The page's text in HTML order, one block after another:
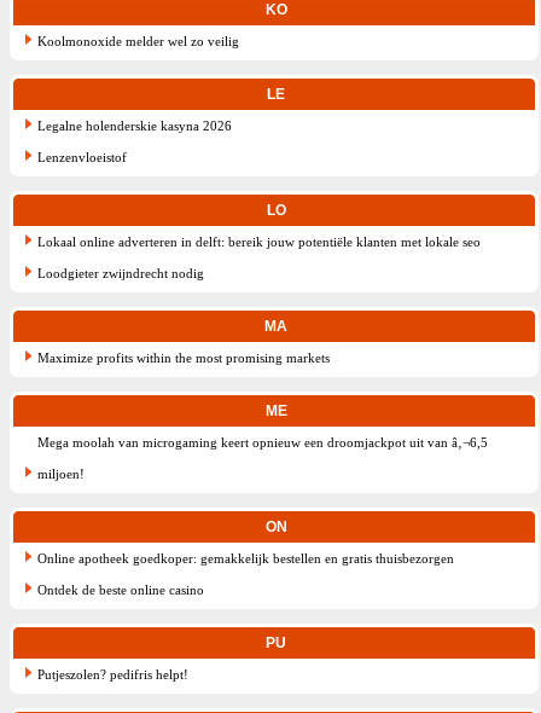
KO
Koolmonoxide melder wel zo veilig
LE
Legalne holenderskie kasyna 2026
Lenzenvloeistof
LO
Lokaal online adverteren in delft: bereik jouw potentiële klanten met lokale seo
Loodgieter zwijndrecht nodig
MA
Maximize profits within the most promising markets
ME
Mega moolah van microgaming keert opnieuw een droomjackpot uit van â‚¬6,5
miljoen!
ON
Online apotheek goedkoper: gemakkelijk bestellen en gratis thuisbezorgen
Ontdek de beste online casino
PU
Putjeszolen? pedifris helpt!